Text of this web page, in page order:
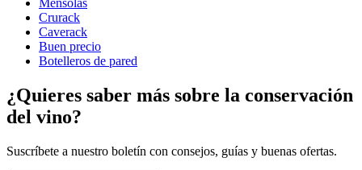
Profundidad (cm)
Peso (kg)
Mensolas
Crurack
Caverack
Buen precio
Botelleros de pared
¿Quieres saber más sobre la conservación
del vino?
Suscríbete a nuestro boletín con consejos, guías y buenas ofertas.